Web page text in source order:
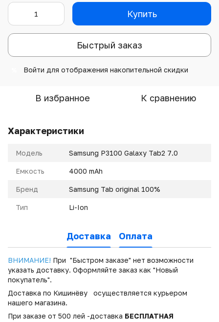
Купить
Быстрый заказ
Войти для отображения накопительной скидки
В избранное К сравнению
Характеристики
Модель Samsung P3100 Galaxy Tab2 7.0
Емкость 4000 mAh
Бренд Samsung Tab original 100%
Тип Li-Ion
Доставка Оплата
ВНИМАНИЕ! При "Быстром заказе" нет возможности
указать доставку. Оформляйте заказ как "Новый
покупатель".
Доставка по Кишинёву осуществляется курьером
нашего магазина.
При заказе от 500 лей -доставка БЕСПЛАТНАЯ